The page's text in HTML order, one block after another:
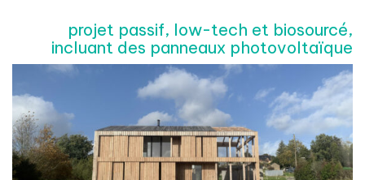
projet passif, low-tech et biosourcé,
incluant des panneaux photovoltaïque